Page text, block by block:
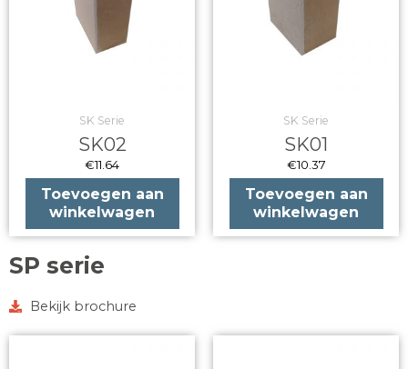
SK Serie
SK02
€11.64
Toevoegen aan
winkelwagen
SK Serie
SK01
€10.37
Toevoegen aan
winkelwagen
SP serie
Bekijk brochure